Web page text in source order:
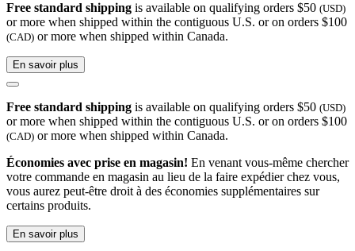
Free standard shipping is available on qualifying orders $50 (USD)
or more when shipped within the contiguous U.S. or on orders $100
(CAD) or more when shipped within Canada.
En savoir plus
Free standard shipping is available on qualifying orders $50 (USD)
or more when shipped within the contiguous U.S. or on orders $100
(CAD) or more when shipped within Canada.
Économies avec prise en magasin! En venant vous-même chercher
votre commande en magasin au lieu de la faire expédier chez vous,
vous aurez peut-être droit à des économies supplémentaires sur
certains produits.
En savoir plus